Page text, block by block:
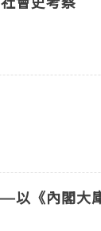
以《內閣大